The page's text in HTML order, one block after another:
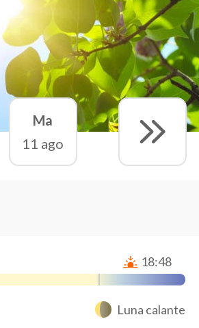
Ma
11 ago
18:48
Luna calante